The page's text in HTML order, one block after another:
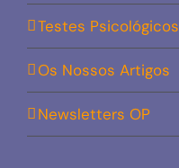
Testes Psicológicos
Os Nossos Artigos
Newsletters OP